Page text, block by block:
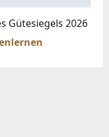
Gütesiegels 2026